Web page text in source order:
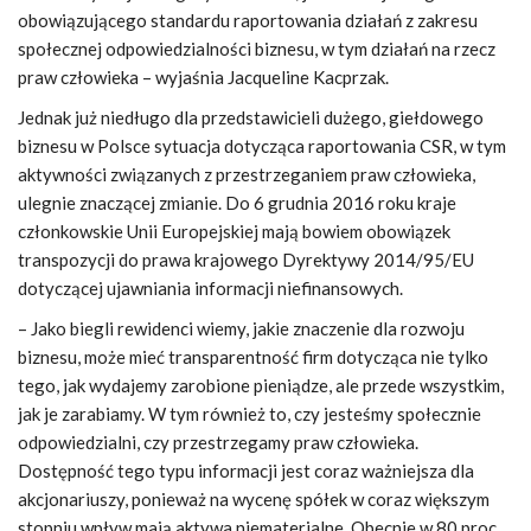
obowiązującego standardu raportowania działań z zakresu
społecznej odpowiedzialności biznesu, w tym działań na rzecz
praw człowieka – wyjaśnia Jacqueline Kacprzak.
Jednak już niedługo dla przedstawicieli dużego, giełdowego
biznesu w Polsce sytuacja dotycząca raportowania CSR, w tym
aktywności związanych z przestrzeganiem praw człowieka,
ulegnie znaczącej zmianie. Do 6 grudnia 2016 roku kraje
członkowskie Unii Europejskiej mają bowiem obowiązek
transpozycji do prawa krajowego Dyrektywy 2014/95/EU
dotyczącej ujawniania informacji niefinansowych.
– Jako biegli rewidenci wiemy, jakie znaczenie dla rozwoju
biznesu, może mieć transparentność firm dotycząca nie tylko
tego, jak wydajemy zarobione pieniądze, ale przede wszystkim,
jak je zarabiamy. W tym również to, czy jesteśmy społecznie
odpowiedzialni, czy przestrzegamy praw człowieka.
Dostępność tego typu informacji jest coraz ważniejsza dla
akcjonariuszy, ponieważ na wycenę spółek w coraz większym